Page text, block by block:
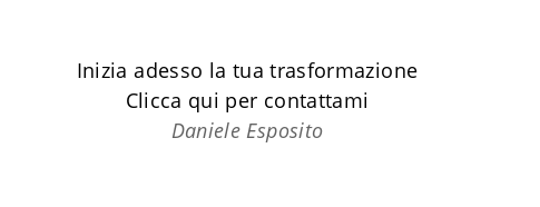
Inizia adesso la tua trasformazione
​Clicca qui per contattami
Daniele Esposito